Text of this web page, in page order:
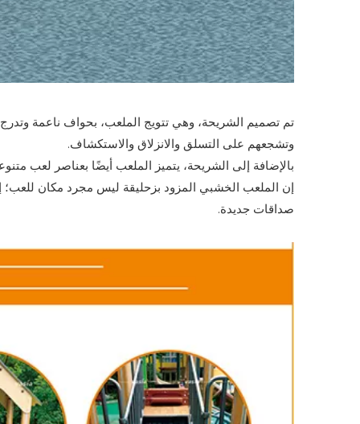
تم تصميم الشريحة، وهي تتويج الملعب، بحواف ناعمة
وتشجعهم على التسلق والانزلاق والاستكشاف.
بالإضافة إلى الشريحة، يتميز الملعب أيضًا بعناصر لعب
إن الملعب الخشبي المزود بزحليقة ليس مجرد مكان للعب؛
صداقات جديدة.